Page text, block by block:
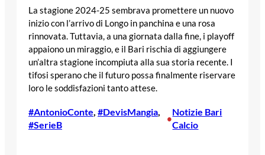
La stagione 2024-25 sembrava promettere un nuovo
inizio con l’arrivo di Longo in panchina e una rosa
rinnovata. Tuttavia, a una giornata dalla fine, i playoff
appaiono un miraggio, e il Bari rischia di aggiungere
un’altra stagione incompiuta alla sua storia recente. I
tifosi sperano che il futuro possa finalmente riservare
loro le soddisfazioni tanto attese.
#AntonioConte, #DevisMangia
#SerieB
•
Notizie Bari
Calcio